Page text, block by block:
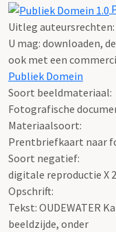
Uitleg auteursrechten:
U mag: downloaden,
ook met een
Publiek Domein
Soort beeldmateriaal:
Fotografische
Materiaalsoort:
Prentbriefkaart naar
Soort negatief:
digitale reproductie X
Opschrift:
Tekst: OUDEWATER
beeldzijde, onder